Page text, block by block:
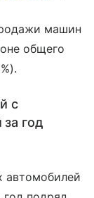
машин
общего
с
год
автомобилей